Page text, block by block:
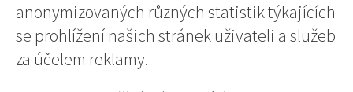
anonymizovaných různých statistik týkajících
se prohlížení našich stránek uživateli a služeb
za účelem reklamy.